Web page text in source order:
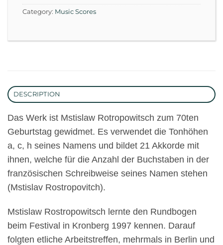
Category: Music Scores
DESCRIPTION
Das Werk ist Mstislaw Rotropowitsch zum 70ten
Geburtstag gewidmet. Es verwendet die Tonhöhen
a, c, h seines Namens und bildet 21 Akkorde mit
ihnen, welche für die Anzahl der Buchstaben in der
französischen Schreibweise seines Namen stehen
(Mstislav Rostropovitch).
Mstislaw Rostropowitsch lernte den Rundbogen
beim Festival in Kronberg 1997 kennen. Darauf
folgten etliche Arbeitstreffen, mehrmals in Berlin und